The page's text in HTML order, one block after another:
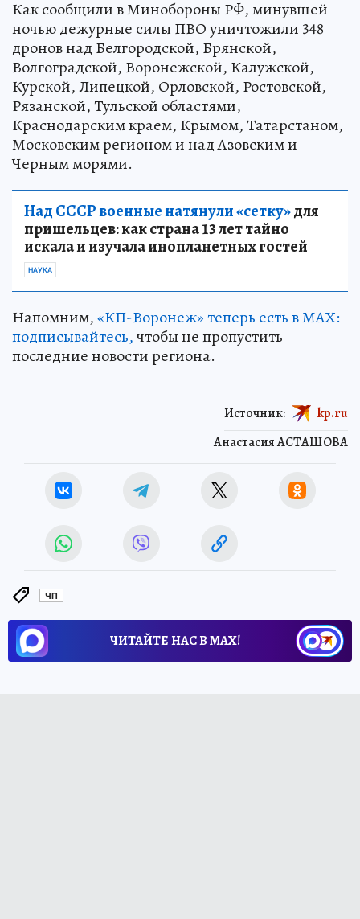
Как сообщили в Минобороны РФ, минувшей
ночью дежурные силы ПВО уничтожили 348
дронов над Белгородской, Брянской,
Волгоградской, Воронежской, Калужской,
Курской, Липецкой, Орловской, Ростовской,
Рязанской, Тульской областями,
Краснодарским краем, Крымом, Татарстаном,
Московским регионом и над Азовским и
Черным морями.
Над СССР военные натянули «сетку»для
пришельцев: как страна 13 лет тайно
искала и изучала инопланетных гостей
НАУКА
Напомним,«КП-Воронеж» теперь есть в МАХ:
подписывайтесь,чтобы не пропустить
последние новости региона.
Анастасия АСТАШОВА
Источник: kp.ru
ЧП
ЧИТАЙТЕ НАС В МАХ!